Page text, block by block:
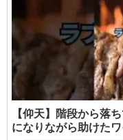
【仰天】階段から落
になりながら助けた